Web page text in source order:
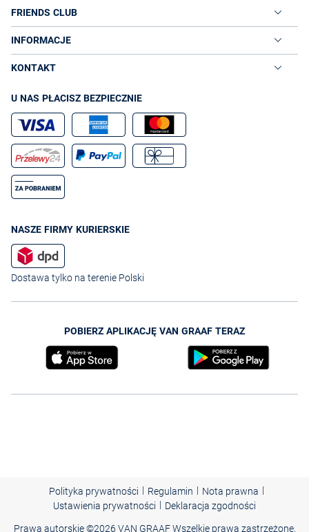
FRIENDS CLUB
INFORMACJE
KONTAKT
U NAS PŁACISZ BEZPIECZNIE
NASZE FIRMY KURIERSKIE
Dostawa tylko na terenie Polski
POBIERZ APLIKACJĘ VAN GRAAF TERAZ
Polityka prywatności | Regulamin | Nota prawna |
Ustawienia prywatności | Deklaracja zgodności
Prawa autorskie ©2026 VAN GRAAF Wszelkie prawa zastrzeżone.